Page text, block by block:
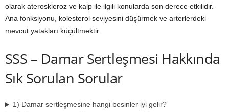
olarak ateroskleroz ve kalp ile ilgili konularda son derece etkilidir.
Ana fonksiyonu, kolesterol seviyesini düşürmek ve arterlerdeki
mevcut yatakları küçültmektir.
SSS – Damar Sertleşmesi Hakkında
Sık Sorulan Sorular
1) Damar sertleşmesine hangi besinler iyi gelir?